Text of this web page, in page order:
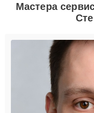
Мастера